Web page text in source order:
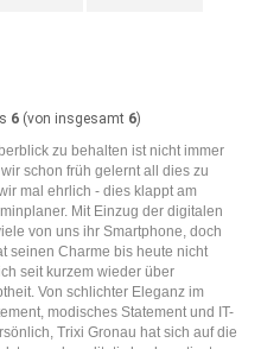
6 (von insgesamt 6)
zu behalten ist nicht immer
schon früh gelernt all dies zu
mal ehrlich - dies klappt am
Mit Einzug der digitalen
von uns ihr Smartphone, doch
seinen Charme bis heute nicht
seit kurzem wieder über
Von schlichter Eleganz im
modisches Statement und IT-
Trixi Gronau hat sich auf die